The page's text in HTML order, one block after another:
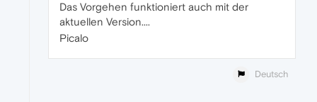
Das Vorgehen funktioniert auch mit der
aktuellen Version....
Picalo
Deutsch